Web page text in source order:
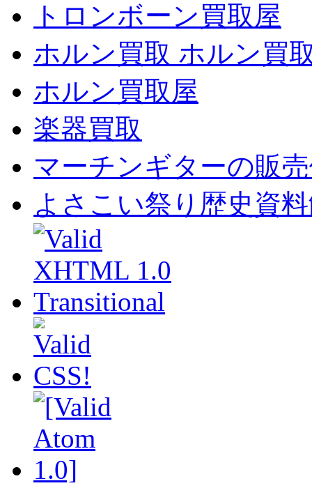
トロンボーン買取屋
ホルン買取 ホルン買
ホルン買取屋
楽器買取
マーチンギターの販
よさこい祭り歴史資